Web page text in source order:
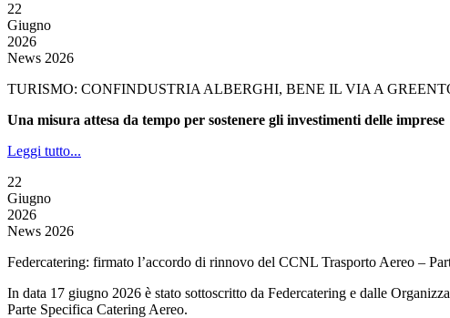
22
Giugno
2026
News 2026
TURISMO: CONFINDUSTRIA ALBERGHI, BENE IL VIA A
Una misura attesa da tempo per sostenere gli investimenti delle imprese
Leggi tutto...
22
Giugno
2026
News 2026
Federcatering: firmato l’accordo di rinnovo del CCNL Trasporto Aereo –
In data 17 giugno 2026 è stato sottoscritto da Federcatering e dalle
Parte Specifica Catering Aereo.